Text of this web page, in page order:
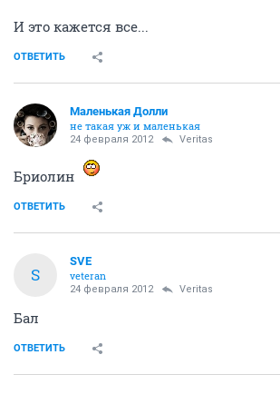
И это кажется все...
ОТВЕТИТЬ
Маленькая Долли
не такая уж и маленькая
24 февраля 2012 Veritas
Бриолин
ОТВЕТИТЬ
S
SVE
veteran
24 февраля 2012 Veritas
Бал
ОТВЕТИТЬ